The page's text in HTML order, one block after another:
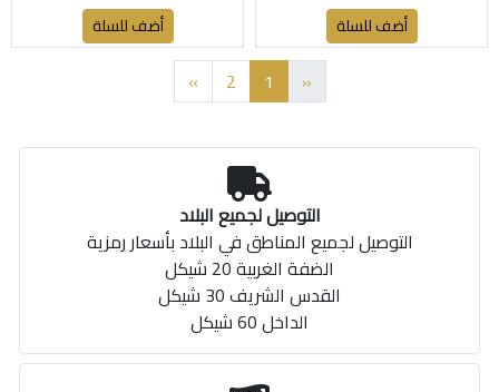
أضف للسلة أضف للسلة
«
1
2
»
التوصيل لجميع البلاد
التوصيل لجميع المناطق في البلاد بأسعار رمزية
الضفة الغربية 20 شيكل
القدس الشريف 30 شيكل
الداخل 60 شيكل